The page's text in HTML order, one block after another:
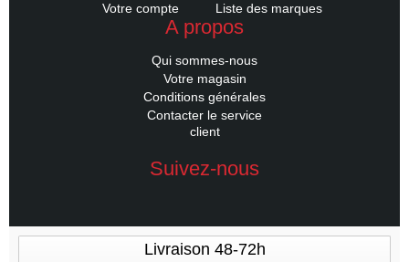
Votre compte
Liste des marques
A propos
Qui sommes-nous
Votre magasin
Conditions générales
Contacter le service
client
Suivez-nous
Livraison 48-72h